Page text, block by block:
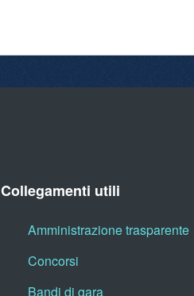
Collegamenti utili
Amministrazione trasparente
Concorsi
Bandi di gara